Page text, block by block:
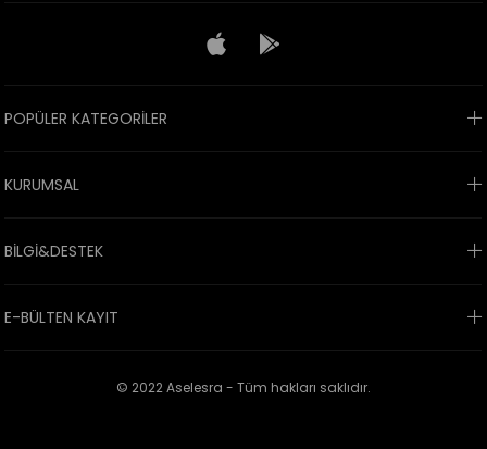
POPÜLER KATEGORİLER
KURUMSAL
BİLGİ&DESTEK
E-BÜLTEN KAYIT
© 2022 Aselesra - Tüm hakları saklıdır.